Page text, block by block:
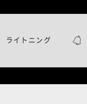
ライトニング